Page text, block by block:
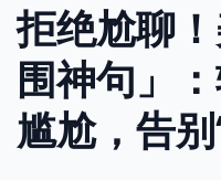
拒绝尬聊
围神句」
尴尬，告别